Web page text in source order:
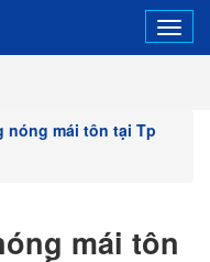
nóng mái tôn tại Tp
mái tôn